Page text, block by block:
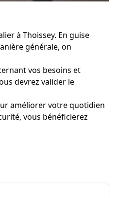
à Thoissey. En guise
générale, on
vos besoins et
devrez valider le
améliorer votre quotidien
vous bénéficierez